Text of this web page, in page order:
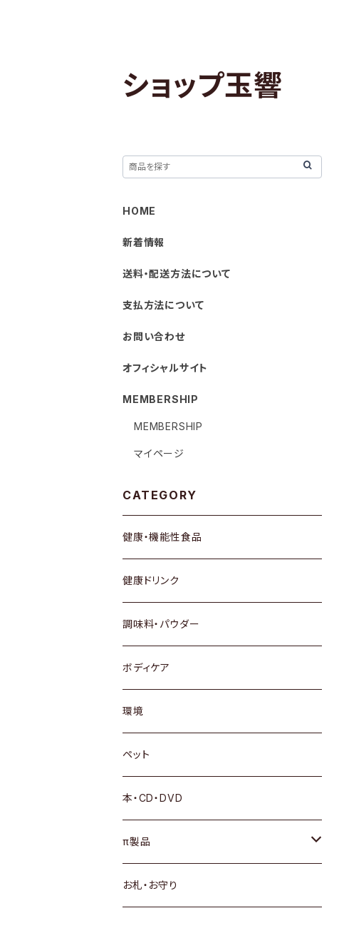
ショップ玉響
HOME
新着情報
送料・配送方法について
支払方法について
お問い合わせ
オフィシャルサイト
MEMBERSHIP
MEMBERSHIP
マイページ
CATEGORY
健康・機能性食品
健康ドリンク
調味料・パウダー
ボディケア
環境
ペット
本・CD・DVD
π製品
サプリメント
お札・お守り